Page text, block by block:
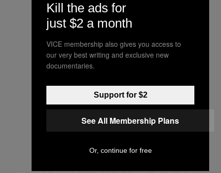
Kill the ads for
just $2 a month
VICE membership also gives you access to
our very best writing and exclusive new
documentaries.
Support for $2
See All Membership Plans
Or, continue for free